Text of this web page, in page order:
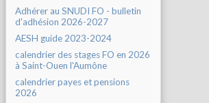
Adhérer au SNUDI FO - bulletin
d'adhésion 2026-2027
AESH guide 2023-2024
calendrier des stages FO en 2026
à Saint-Ouen l'Aumône
calendrier payes et pensions
2026